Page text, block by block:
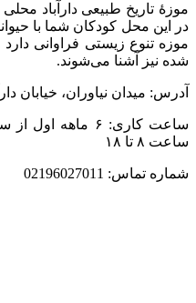
موزۀ تاریخ طبیعی دارآباد
در این محل کودکان شما با
موزه تنوع زیستی فراوانی دارد
شده نیز آشنا می‌شوند.
آدرس: میدان نیاوران، خیابان
ساعت ۸ تا ۱۸
شماره تماس: 02196027011